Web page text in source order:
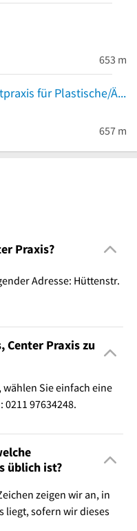
653 m
Dr. med. Karl Schuhmann Privatpraxis für Plastische/Ästhetische Chirurgie & Handchirurgie
657 m
Praxis?
Adresse: Hüttenstr.
Center Praxis zu
Sie einfach eine
97634248.
üblich ist?
zeigen wir an, in
liegt, sofern wir dieses